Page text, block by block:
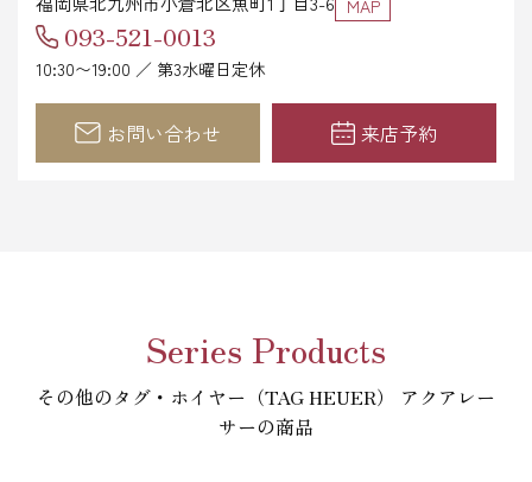
MAP
093-521-0013
10:30〜19:00 ／ 第3水曜日定休
お問い合わせ 来店予約
Series Products
その他のタグ・ホイヤー（TAG HEUER） アクアレー
サーの商品